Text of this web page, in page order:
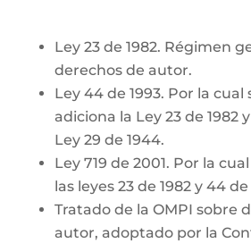
Ley 23 de 1982. Régimen
derechos de autor.
Ley 44 de 1993. Por la
adiciona la Ley 23 de 1982
Ley 29 de 1944.
Ley 719 de 2001. Por la
las leyes 23 de 1982 y 44 de
Tratado de la OMPI sobre
autor, adoptado por la